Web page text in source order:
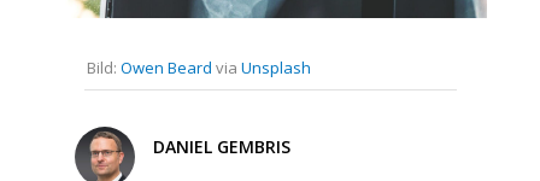
ECONOMISTS FOR FUTURE
Bild: Owen Beard via Unsplash
DANIEL GEMBRIS